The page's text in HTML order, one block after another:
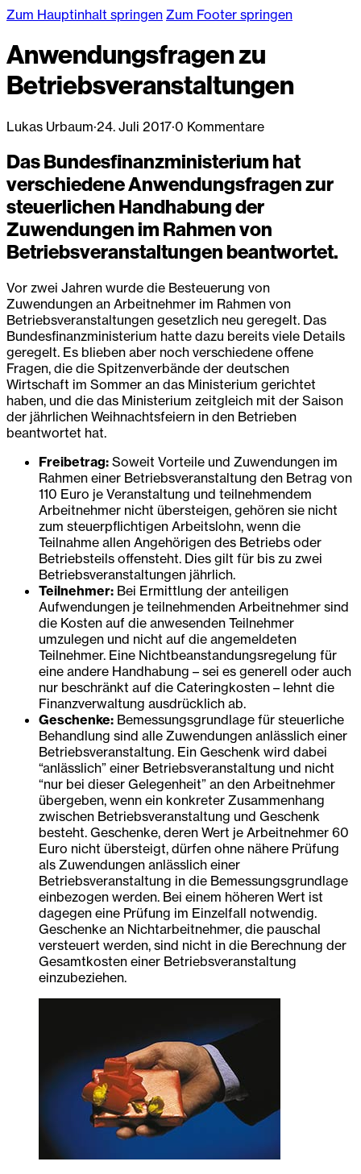
Zum Hauptinhalt springen Zum Footer springen
Anwendungsfragen zu
Betriebsveranstaltungen
Lukas Urbaum·24. Juli 2017·0 Kommentare
Das Bundesfinanzministerium hat
verschiedene Anwendungsfragen zur
steuerlichen Handhabung der
Zuwendungen im Rahmen von
Betriebsveranstaltungen beantwortet.
Vor zwei Jahren wurde die Besteuerung von
Zuwendungen an Arbeitnehmer im Rahmen von
Betriebsveranstaltungen gesetzlich neu geregelt. Das
Bundesfinanzministerium hatte dazu bereits viele Details
geregelt. Es blieben aber noch verschiedene offene
Fragen, die die Spitzenverbände der deutschen
Wirtschaft im Sommer an das Ministerium gerichtet
haben, und die das Ministerium zeitgleich mit der Saison
der jährlichen Weihnachtsfeiern in den Betrieben
beantwortet hat.
Freibetrag: Soweit Vorteile und Zuwendungen im
Rahmen einer Betriebsveranstaltung den Betrag von
110 Euro je Veranstaltung und teilnehmendem
Arbeitnehmer nicht übersteigen, gehören sie nicht
zum steuerpflichtigen Arbeitslohn, wenn die
Teilnahme allen Angehörigen des Betriebs oder
Betriebsteils offensteht. Dies gilt für bis zu zwei
Betriebsveranstaltungen jährlich.
Teilnehmer: Bei Ermittlung der anteiligen
Aufwendungen je teilnehmenden Arbeitnehmer sind
die Kosten auf die anwesenden Teilnehmer
umzulegen und nicht auf die angemeldeten
Teilnehmer. Eine Nichtbeanstandungsregelung für
eine andere Handhabung – sei es generell oder auch
nur beschränkt auf die Cateringkosten – lehnt die
Finanzverwaltung ausdrücklich ab.
Geschenke: Bemessungsgrundlage für steuerliche
Behandlung sind alle Zuwendungen anlässlich einer
Betriebsveranstaltung. Ein Geschenk wird dabei
“anlässlich” einer Betriebsveranstaltung und nicht
“nur bei dieser Gelegenheit” an den Arbeitnehmer
übergeben, wenn ein konkreter Zusammenhang
zwischen Betriebsveranstaltung und Geschenk
besteht. Geschenke, deren Wert je Arbeitnehmer 60
Euro nicht übersteigt, dürfen ohne nähere Prüfung
als Zuwendungen anlässlich einer
Betriebsveranstaltung in die Bemessungsgrundlage
einbezogen werden. Bei einem höheren Wert ist
dagegen eine Prüfung im Einzelfall notwendig.
Geschenke an Nichtarbeitnehmer, die pauschal
versteuert werden, sind nicht in die Berechnung der
Gesamtkosten einer Betriebsveranstaltung
einzubeziehen.